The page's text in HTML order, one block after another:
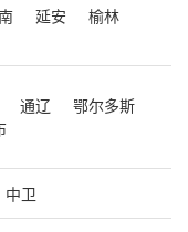
延安
榆林
通辽
鄂尔多斯
中卫